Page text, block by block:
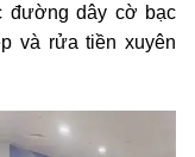
đường dây cờ bạc
và rửa tiền xuyên